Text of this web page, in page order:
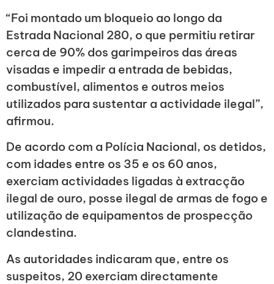
“Foi montado um bloqueio ao longo da
Estrada Nacional 280, o que permitiu retirar
cerca de 90% dos garimpeiros das áreas
visadas e impedir a entrada de bebidas,
combustível, alimentos e outros meios
utilizados para sustentar a actividade ilegal”,
afirmou.
De acordo com a Polícia Nacional, os detidos,
com idades entre os 35 e os 60 anos,
exerciam actividades ligadas à extracção
ilegal de ouro, posse ilegal de armas de fogo e
utilização de equipamentos de prospecção
clandestina.
As autoridades indicaram que, entre os
suspeitos, 20 exerciam directamente